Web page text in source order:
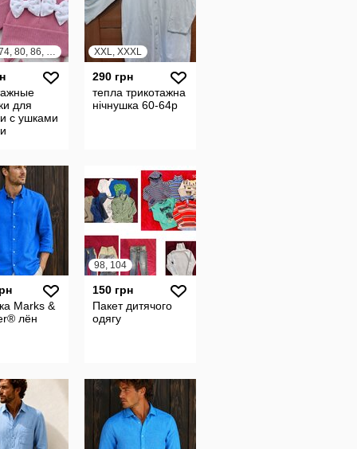
62, 68, 74, 80, 86, 92, 98, 104, 110, 116, 122, 128, 134, 140
для
с ушками
XXL, XXXL
290 грн
тепла трикотажна
нічнушка 60-64р
Marks &
лён
98, 104
150 грн
Пакет дитячого
одягу